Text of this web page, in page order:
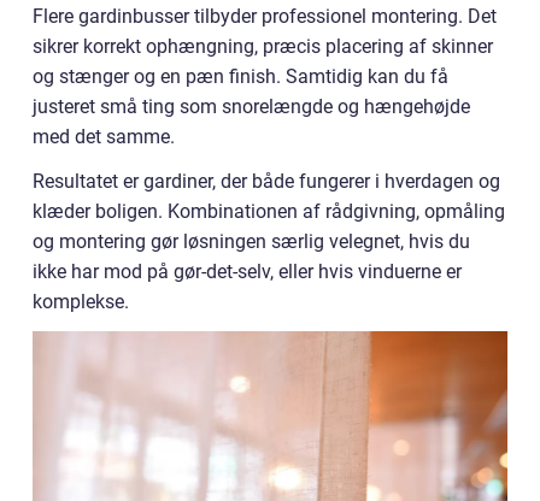
Flere gardinbusser tilbyder professionel montering. Det
sikrer korrekt ophængning, præcis placering af skinner
og stænger og en pæn finish. Samtidig kan du få
justeret små ting som snorelængde og hængehøjde
med det samme.
Resultatet er gardiner, der både fungerer i hverdagen og
klæder boligen. Kombinationen af rådgivning, opmåling
og montering gør løsningen særlig velegnet, hvis du
ikke har mod på gør-det-selv, eller hvis vinduerne er
komplekse.